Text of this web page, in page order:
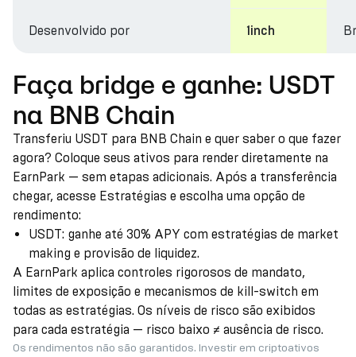
Desenvolvido por 1inch
Faça bridge e ganhe: USDT
na BNB Chain
Transferiu USDT para BNB Chain e quer saber o que fazer
agora? Coloque seus ativos para render diretamente na
EarnPark — sem etapas adicionais. Após a transferência
chegar, acesse Estratégias e escolha uma opção de
rendimento:
USDT: ganhe até 30% APY com estratégias de market
making e provisão de liquidez.
A EarnPark aplica controles rigorosos de mandato,
limites de exposição e mecanismos de kill-switch em
todas as estratégias. Os níveis de risco são exibidos
para cada estratégia — risco baixo ≠ ausência de risco.
Os rendimentos não são garantidos. Investir em criptoativos